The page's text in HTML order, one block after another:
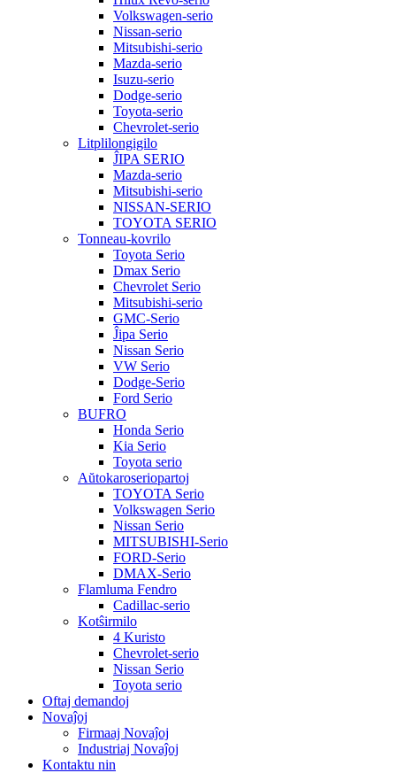
Volkswagen-serio
Nissan-serio
Mitsubishi-serio
Mazda-serio
Isuzu-serio
Dodge-serio
Toyota-serio
Chevrolet-serio
Litplilongigilo
ĴIPA SERIO
Mazda-serio
Mitsubishi-serio
NISSAN-SERIO
TOYOTA SERIO
Tonneau-kovrilo
Toyota Serio
Dmax Serio
Chevrolet Serio
Mitsubishi-serio
GMC-Serio
Ĵipa Serio
Nissan Serio
VW Serio
Dodge-Serio
Ford Serio
BUFRO
Honda Serio
Kia Serio
Toyota serio
Aŭtokaroseriopartoj
TOYOTA Serio
Volkswagen Serio
Nissan Serio
MITSUBISHI-Serio
FORD-Serio
DMAX-Serio
Flamluma Fendro
Cadillac-serio
Kotŝirmilo
4 Kuristo
Chevrolet-serio
Nissan Serio
Toyota serio
Oftaj demandoj
Novaĵoj
Firmaaj Novaĵoj
Industriaj Novaĵoj
Kontaktu nin